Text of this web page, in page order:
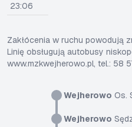
Wejherowo Os.
Wejherowo
23:06
Zakłócenia w ruchu powodują
Linię obsługują autobusy
www.mzkwejherowo.pl, tel.: 58